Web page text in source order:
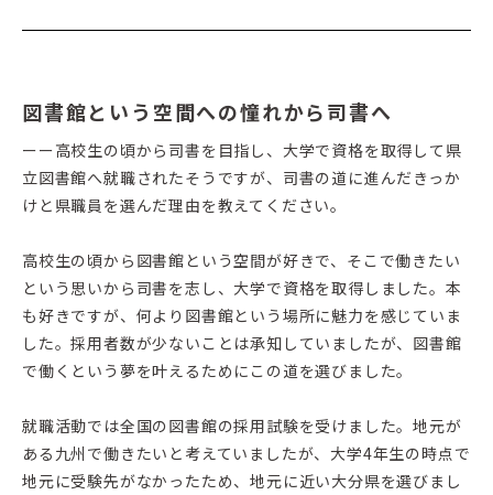
図書館という空間への憧れから司書へ
ーー高校生の頃から司書を目指し、大学で資格を取得して県
立図書館へ就職されたそうですが、司書の道に進んだきっか
けと県職員を選んだ理由を教えてください。
高校生の頃から図書館という空間が好きで、そこで働きたい
という思いから司書を志し、大学で資格を取得しました。本
も好きですが、何より図書館という場所に魅力を感じていま
した。採用者数が少ないことは承知していましたが、図書館
で働くという夢を叶えるためにこの道を選びました。
就職活動では全国の図書館の採用試験を受けました。地元が
ある九州で働きたいと考えていましたが、大学4年生の時点で
地元に受験先がなかったため、地元に近い大分県を選びまし